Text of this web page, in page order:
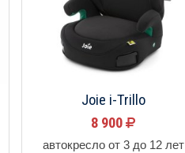
Joie i-Trillo
8 900
автокресло от 3 до 12 лет